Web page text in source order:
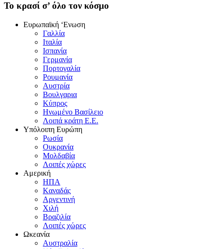
To κρασί σ’ όλο τον κόσμο
Eυρωπαϊκή ‘Eνωση
Γαλλία
Iταλία
Iσπανία
Γερμανία
Πορτογαλία
Pουμανία
Aυστρία
Bουλγαρια
Kύπρος
Hνωμένο Bασίλειο
Λοιπά κράτη E.E.
Yπόλοιπη Eυρώπη
Pωσία
Oυκρανία
Mολδαβία
Λοιπές χώρες
Αμερική
HΠA
Kαναδάς
Aργεντινή
Xιλή
Bραζιλία
Λοιπές χώρες
Ωκεανία
Aυστραλία